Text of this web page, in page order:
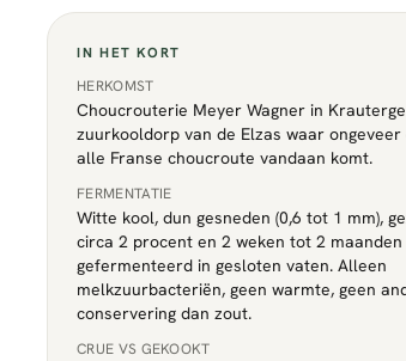
IN HET KORT
HERKOMST
Choucrouterie Meyer Wagner in
zuurkooldorp van de Elzas waar
alle Franse choucroute vandaan komt.
FERMENTATIE
Witte kool, dun gesneden (0,6 tot 1 mm),
circa 2 procent en 2 weken tot 2 maanden
gefermenteerd in gesloten vaten. Alleen
melkzuurbacteriën, geen warmte, geen
conservering dan zout.
CRUE VS GEKOOKT